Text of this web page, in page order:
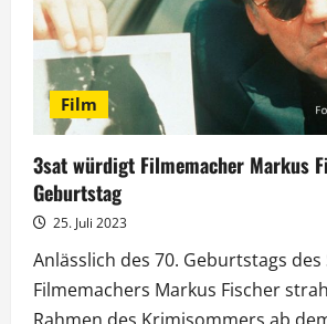
Film
3sat würdigt Filmemacher Markus
Geburtstag
25. Juli 2023
Anlässlich des 70. Geburtstags des
Filmemachers Markus Fischer